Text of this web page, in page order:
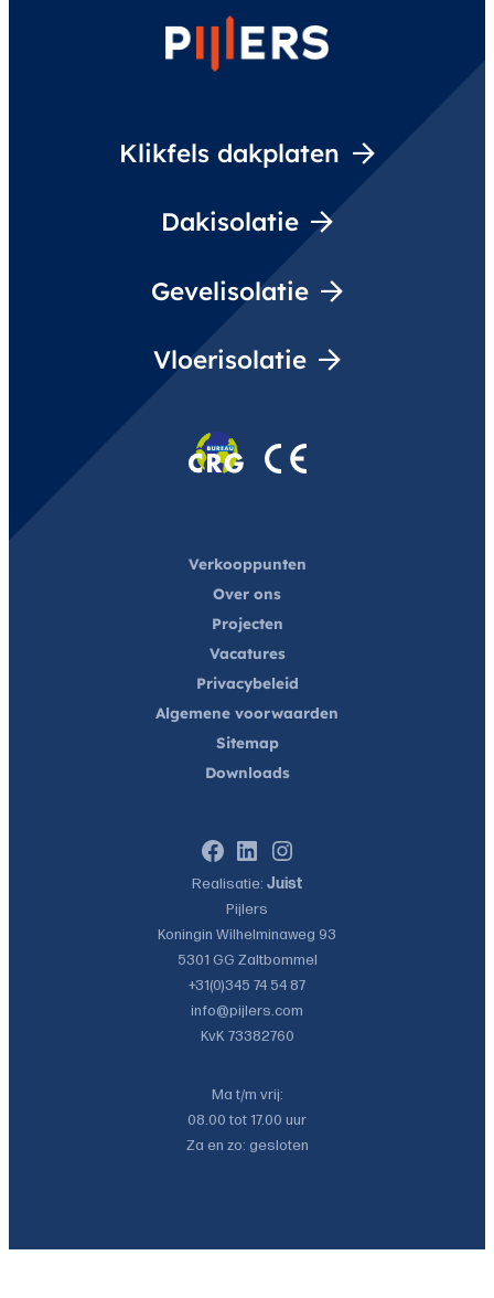
Klikfels dakplaten
Dakisolatie
Gevelisolatie
Vloerisolatie
Pijlers
Koningin Wilhelminaweg 93
5301 GG Zaltbommel
+31(0)345 74 54 87
info@pijlers.com
KvK 73382760
Ma t/m vrij:
08.00 tot 17.00 uur
Za en zo: gesloten
Verkooppunten
Over ons
Projecten
Vacatures
Privacybeleid
Algemene voorwaarden
Sitemap
Downloads
Realisatie: Juist
Facebook
LinkedIn
Instagram